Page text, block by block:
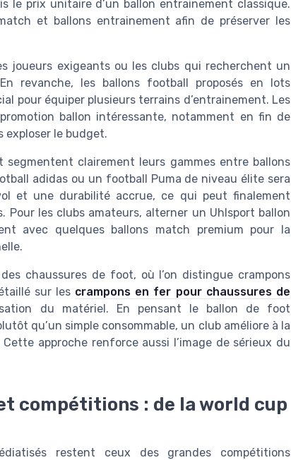
le prix unitaire d’un ballon entrainement classique.
et ballons entrainement afin de préserver les
joueurs exigeants ou les clubs qui recherchent un
revanche, les ballons football proposés en lots
pour équiper plusieurs terrains d’entrainement. Les
ballon intéressante, notamment en fin de
exploser le budget.
segmentent clairement leurs gammes entre ballons
adidas ou un football Puma de niveau élite sera
et une durabilité accrue, ce qui peut finalement
Pour les clubs amateurs, alterner un Uhlsport ballon
avec quelques ballons match premium pour la
chaussures de foot, où l’on distingue crampons
sur les crampons en fer pour chaussures de
du matériel. En pensant le ballon de foot
qu’un simple consommable, un club améliore à la
approche renforce aussi l’image de sérieux du
compétitions : de la world cup
restent ceux des grandes compétitions